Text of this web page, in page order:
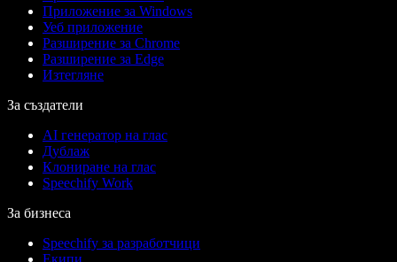
Приложение за Windows
Уеб приложение
Разширение за Chrome
Разширение за Edge
Изтегляне
За създатели
AI генератор на глас
Дублаж
Клониране на глас
Speechify Work
За бизнеса
Speechify за разработчици
Екипи